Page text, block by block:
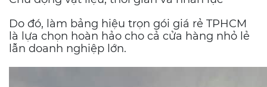
Do đó, làm bảng hiệu trọn gói giá rẻ TPHCM
là lựa chọn hoàn hảo cho cả cửa hàng nhỏ lẻ
lẫn doanh nghiệp lớn.